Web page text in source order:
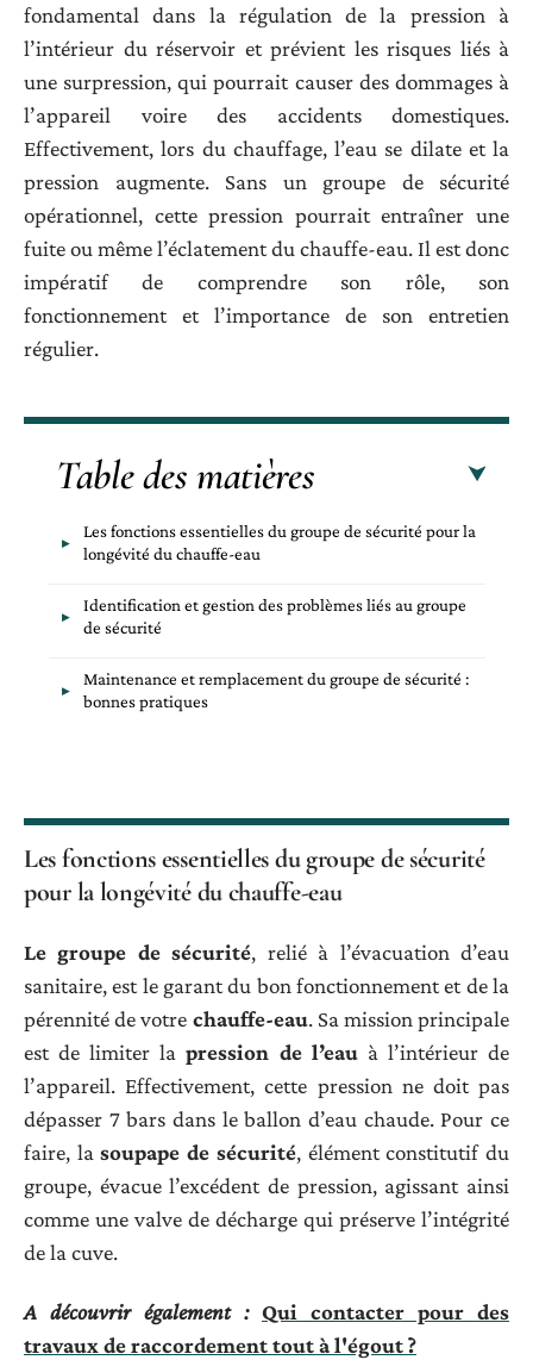
fondamental dans la régulation de la pression à
l’intérieur du réservoir et prévient les risques liés à
une surpression, qui pourrait causer des dommages à
l’appareil voire des accidents domestiques.
Effectivement, lors du chauffage, l’eau se dilate et la
pression augmente. Sans un groupe de sécurité
opérationnel, cette pression pourrait entraîner une
fuite ou même l’éclatement du chauffe-eau. Il est donc
impératif de comprendre son rôle, son
fonctionnement et l’importance de son entretien
régulier.
Table des matières
Les fonctions essentielles du groupe de sécurité pour la
longévité du chauffe-eau
Identification et gestion des problèmes liés au groupe
de sécurité
Maintenance et remplacement du groupe de sécurité :
bonnes pratiques
Les fonctions essentielles du groupe de sécurité
pour la longévité du chauffe-eau
Le groupe de sécurité, relié à l’évacuation d’eau
sanitaire, est le garant du bon fonctionnement et de la
pérennité de votre chauffe-eau. Sa mission principale
est de limiter lapression de l’eauà l’intérieur de
l’appareil. Effectivement, cette pression ne doit pas
dépasser 7 bars dans le ballon d’eau chaude. Pour ce
faire, lasoupape de sécurité, élément constitutif du
groupe, évacue l’excédent de pression, agissant ainsi
comme une valve de décharge qui préserve l’intégrité
de la cuve.
A découvrir également : Qui contacter pour des
travaux de raccordement tout à l'égout ?